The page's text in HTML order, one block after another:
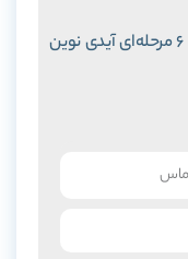
برای ثبت نام در طرح ویژه انتخاب رشته 6 مرحله‌ای آیدی نوین